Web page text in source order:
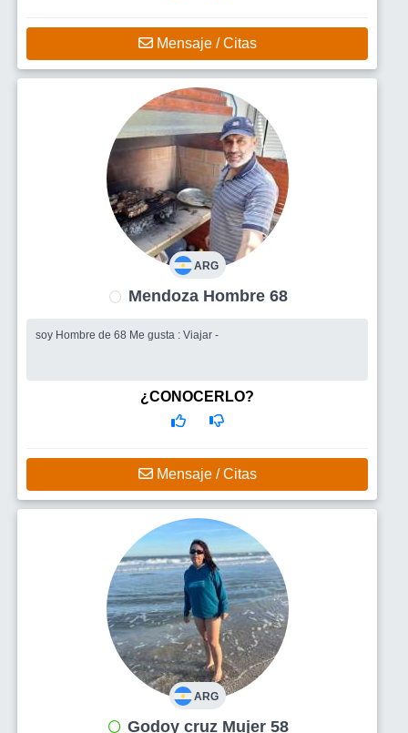
Mensaje / Citas
ARG
Mendoza Hombre 68
soy Hombre de 68 Me gusta : Viajar -
¿CONOCERLO?
Mensaje / Citas
ARG
Godoy cruz Mujer 58